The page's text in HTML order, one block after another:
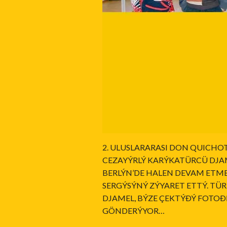
2. ULUSLARARASI DON
CEZAYÝRLÝ KARÝKATÜRCÜ
BERLÝN’DE HALEN DEVAM
SERGÝSÝNÝ ZÝYARET ETTÝ.
DJAMEL, BÝZE ÇEKTÝÐÝ
GÖNDERÝYOR…